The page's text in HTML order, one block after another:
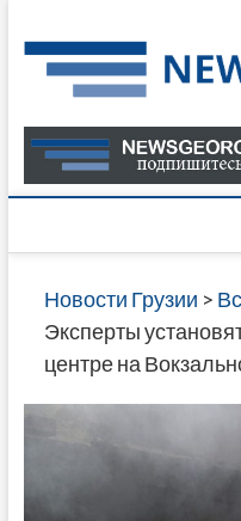
to
content
Новости Грузии >
Эксперты
центре на